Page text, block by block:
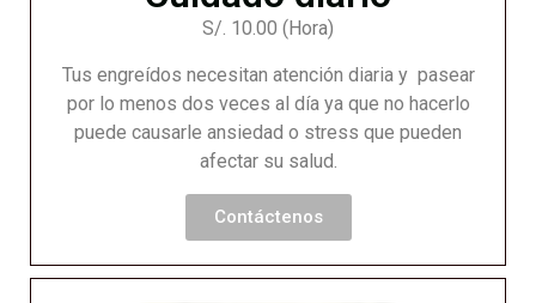
S/. 10.00 (Hora)
Tus engreídos necesitan atención diaria y pasear
por lo menos dos veces al día ya que no hacerlo
puede causarle ansiedad o stress que pueden
afectar su salud.
Contáctenos